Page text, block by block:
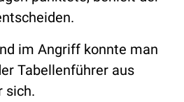
im Angriff konnte man
Tabellenführer aus
sich.